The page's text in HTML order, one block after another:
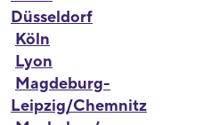
Düsseldorf
Köln
Lyon
Magdeburg-
Leipzig/Chemnitz